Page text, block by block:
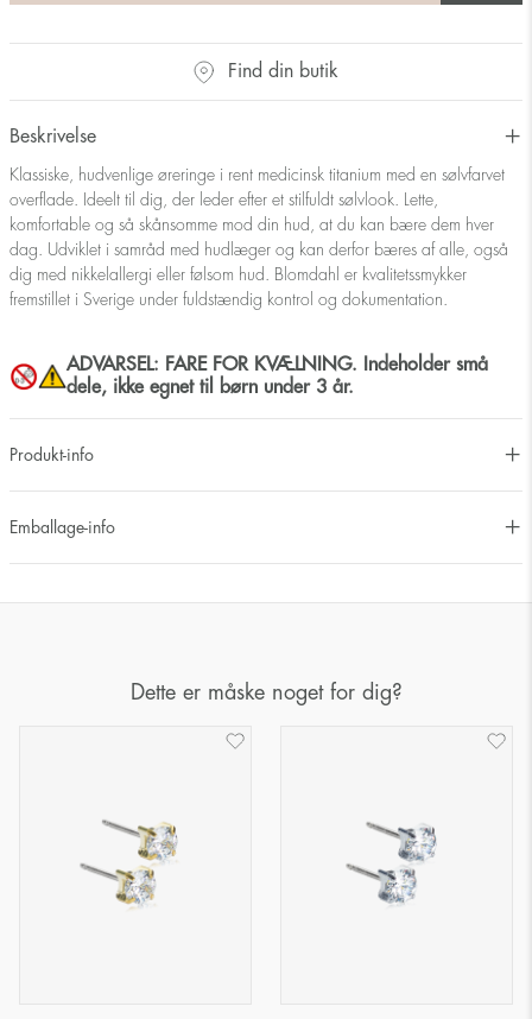
Find din butik
Beskrivelse
Klassiske, hudvenlige øreringe i rent medicinsk titanium med en sølvfarvet
overflade. Ideelt til dig, der leder efter et stilfuldt sølvlook. Lette,
komfortable og så skånsomme mod din hud, at du kan bære dem hver
dag. Udviklet i samråd med hudlæger og kan derfor bæres af alle, også
dig med nikkelallergi eller følsom hud. Blomdahl er kvalitetssmykker
fremstillet i Sverige under fuldstændig kontrol og dokumentation.
ADVARSEL: FARE FOR KVÆLNING. Indeholder små
dele, ikke egnet til børn under 3 år.
Produkt-info
Emballage-info
Dette er måske noget for dig?